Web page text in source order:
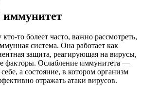
то болеет часто, важно рассмотреть,
система. Она работает как
защита, реагирующая на вирусы,
факторы. Ослабление иммунитета —
а состояние, в котором организм
отражать атаки вирусов.